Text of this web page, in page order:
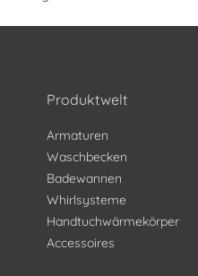
Produktwelt
Armaturen
Waschbecken
Badewannen
Whirlsysteme
Handtuchwärmekörper
Accessoires